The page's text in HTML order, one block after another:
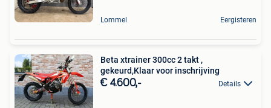
Lommel Eergisteren
Beta xtrainer 300cc 2 takt ,
gekeurd,Klaar voor inschrijving
€ 4.600,- Details